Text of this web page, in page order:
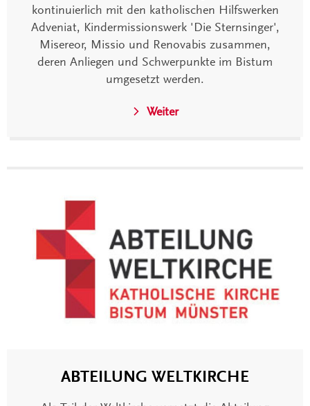
kontinuierlich mit den katholischen Hilfswerken
Adveniat, Kindermissionswerk 'Die Sternsinger',
Misereor, Missio und Renovabis zusammen,
deren Anliegen und Schwerpunkte im Bistum
umgesetzt werden.
Weiter
ABTEILUNG WELTKIRCHE